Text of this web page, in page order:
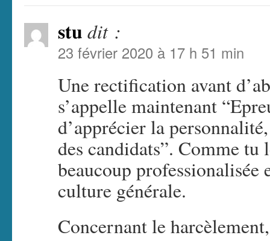
stu dit :
23 février 2020 à 17 h 51 min
Une rectification avant
s’appelle maintenant
d’apprécier la
des candidats”. Comme tu
beaucoup professionalisée
culture générale.
Concernant le